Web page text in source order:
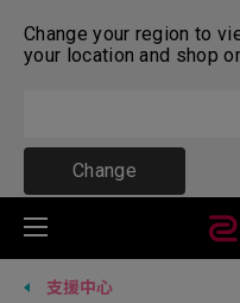
Change your region to
your location and shop
Change
支援中心